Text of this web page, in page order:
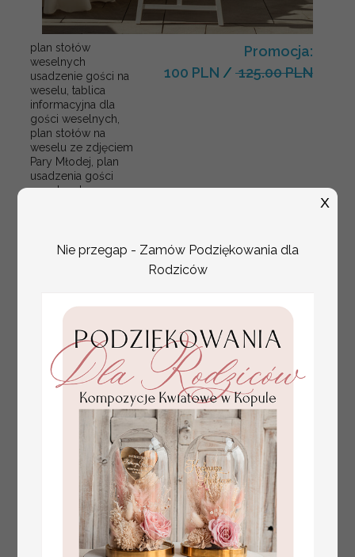
plan stołów
weselnych
usadzenie gości na
weselu, tablica
informacyjna dla
gości weselnych,
plan stołów na
weselu ze zdjęciem
Pary Młodej, plan
usadzenia gości
weselnych
Promocja:
100 PLN / 125.00 PLN
złote winietki na komunię, winietka
dekoracja stołu na komunii, komunijne
winietki z naturalnym kłosem
4.50 PLN
Nie przegap - Zamów Podziękowania dla
Rodziców
X